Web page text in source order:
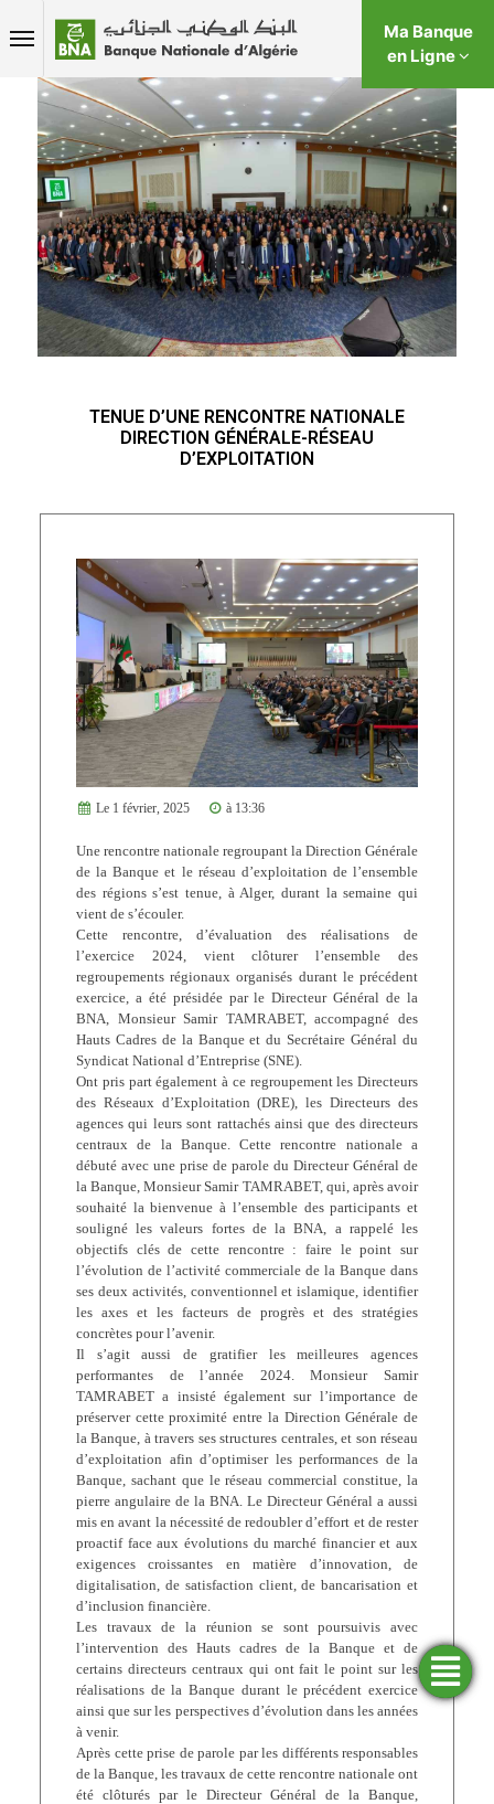
Ma Banque
en Ligne
TENUE D’UNE RENCONTRE NATIONALE
DIRECTION GÉNÉRALE-RÉSEAU
D’EXPLOITATION
Le 1 février, 2025 à 13:36
Une rencontre nationale regroupant la Direction Générale
de la Banque et le réseau d’exploitation de l’ensemble
des régions s’est tenue, à Alger, durant la semaine qui
vient de s’écouler.
Cette rencontre, d’évaluation des réalisations de
l’exercice 2024, vient clôturer l’ensemble des
regroupements régionaux organisés durant le précédent
exercice, a été présidée par le Directeur Général de la
BNA, Monsieur Samir TAMRABET, accompagné des
Hauts Cadres de la Banque et du Secrétaire Général du
Syndicat National d’Entreprise (SNE).
Ont pris part également à ce regroupement les Directeurs
des Réseaux d’Exploitation (DRE), les Directeurs des
agences qui leurs sont rattachés ainsi que des directeurs
centraux de la Banque. Cette rencontre nationale a
débuté avec une prise de parole du Directeur Général de
la Banque, Monsieur Samir TAMRABET, qui, après avoir
souhaité la bienvenue à l’ensemble des participants et
souligné les valeurs fortes de la BNA, a rappelé les
objectifs clés de cette rencontre : faire le point sur
l’évolution de l’activité commerciale de la Banque dans
ses deux activités, conventionnel et islamique, identifier
les axes et les facteurs de progrès et des stratégies
concrètes pour l’avenir.
Il s’agit aussi de gratifier les meilleures agences
performantes de l’année 2024. Monsieur Samir
TAMRABET a insisté également sur l’importance de
préserver cette proximité entre la Direction Générale de
la Banque, à travers ses structures centrales, et son réseau
d’exploitation afin d’optimiser les performances de la
Banque, sachant que le réseau commercial constitue, la
pierre angulaire de la BNA. Le Directeur Général a aussi
mis en avant la nécessité de redoubler d’effort et de rester
proactif face aux évolutions du marché financier et aux
exigences croissantes en matière d’innovation, de
digitalisation, de satisfaction client, de bancarisation et
d’inclusion financière.
Les travaux de la réunion se sont poursuivis avec
l’intervention des Hauts cadres de la Banque et de
certains directeurs centraux qui ont fait le point sur les
réalisations de la Banque durant le précédent exercice
ainsi que sur les perspectives d’évolution dans les années
à venir.
Après cette prise de parole par les différents responsables
de la Banque, les travaux de cette rencontre nationale ont
été clôturés par le Directeur Général de la Banque,
Trouver
une
agence
Demander
un
financement
Simulateurs
Ouvrir
un
compte